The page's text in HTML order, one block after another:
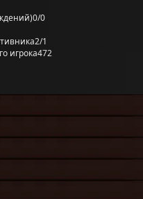
0/0
2/1
игрока472